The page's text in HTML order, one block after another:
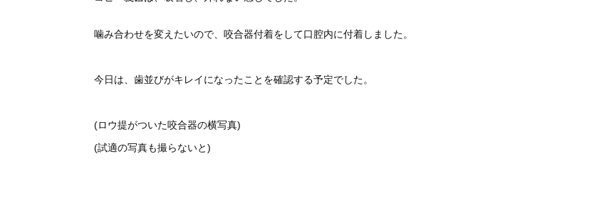
噛み合わせを変えたいので、咬合器付着をして口腔内に付着しました。
今日は、歯並びがキレイになったことを確認する予定でした。
(ロウ提がついた咬合器の横写真)
(試適の写真も撮らないと)